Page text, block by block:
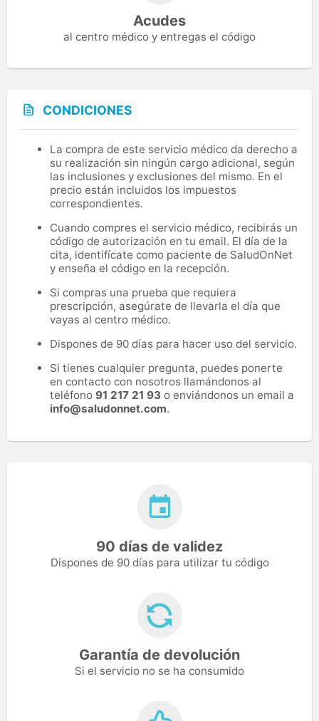
Acudes
al centro médico y entregas el código
CONDICIONES
La compra de este servicio médico da derecho a
su realización sin ningún cargo adicional, según
las inclusiones y exclusiones del mismo. En el
precio están incluidos los impuestos
correspondientes.
Cuando compres el servicio médico, recibirás un
código de autorización en tu email. El día de la
cita, identifícate como paciente de SaludOnNet
y enseña el código en la recepción.
Si compras una prueba que requiera
prescripción, asegúrate de llevarla el día que
vayas al centro médico.
Dispones de 90 días para hacer uso del servicio.
Si tienes cualquier pregunta, puedes ponerte
en contacto con nosotros llamándonos al
teléfono 91 217 21 93 o enviándonos un email a
info@saludonnet.com.
90 días de validez
Dispones de 90 días para utilizar tu código
Garantía de devolución
Si el servicio no se ha consumido